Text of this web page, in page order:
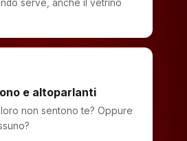
serve, anche il vetrino
e altoparlanti
non sentono te? Oppure